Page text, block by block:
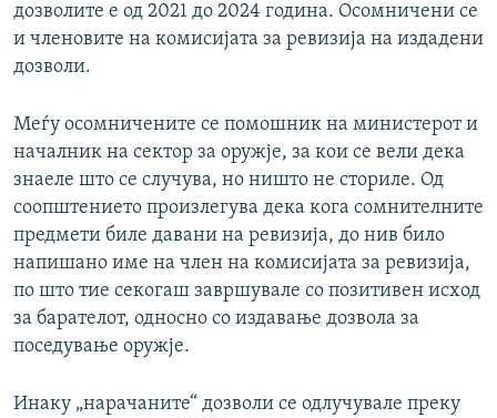
дозволите е од 2021 до 2024 година. Осомничени се
и членовите на комисијата за ревизија на издадени
дозволи.
Меѓу осомничените се помошник на министерот и
началник на сектор за оружје, за кои се вели дека
знаеле што се случува, но ништо не сториле. Од
соопштението произлегува дека кога сомнителните
предмети биле давани на ревизија, до нив било
напишано име на член на комисијата за ревизија,
по што тие секогаш завршувале со позитивен исход
за барателот, односно со издавање дозвола за
поседување оружје.
Инаку „нарачаните“ дозволи се одлучувале преку